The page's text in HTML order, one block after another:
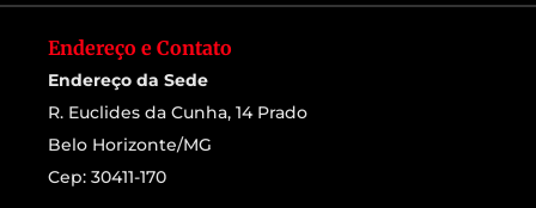
Endereço e Contato
Endereço da Sede
R. Euclides da Cunha, 14 Prado
Belo Horizonte/MG
Cep: 30411-170